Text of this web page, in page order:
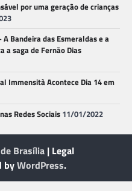
por uma geração de crianças
Bandeira das Esmeraldas e a
a saga de Fernão Dias
Immensità Acontece Dia 14 em
Redes Sociais 11/01/2022
Brasília | Legal
byWordPress.